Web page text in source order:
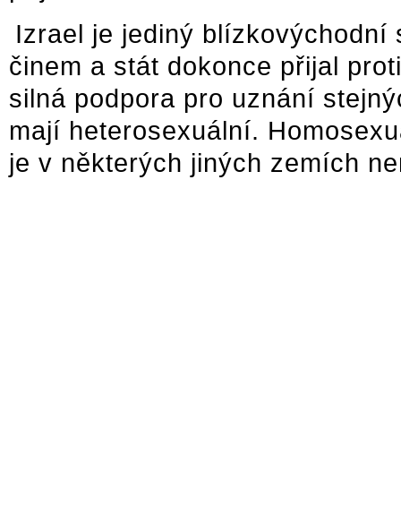
Izrael je jediný blízkovýchodní
činem a stát dokonce přijal
silná podpora pro uznání
mají heterosexuální.
je v některých jiných zemích